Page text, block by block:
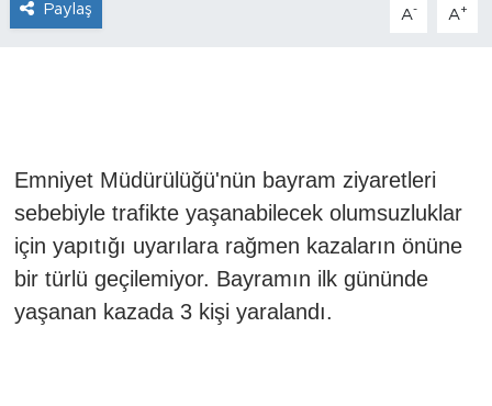
Paylaş A- A+
Emniyet Müdürülüğü'nün bayram ziyaretleri
sebebiyle trafikte yaşanabilecek olumsuzluklar
için yapıtığı uyarılara rağmen kazaların önüne
bir türlü geçilemiyor. Bayramın ilk gününde
yaşanan kazada 3 kişi yaralandı.